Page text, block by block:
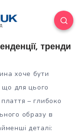
тренди
хоче бути
для цього
– глибоко
образу в
деталі: